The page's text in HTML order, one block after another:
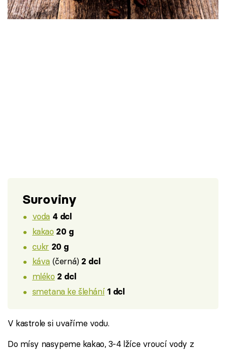
Škola vaření
Suroviny
voda 4 dcl
kakao 20 g
cukr 20 g
káva (černá) 2 dcl
mléko 2 dcl
smetana ke šlehání 1 dcl
V kastrole si uvaříme vodu.
Do mísy nasypeme kakao, 3-4 lžíce vroucí vody z